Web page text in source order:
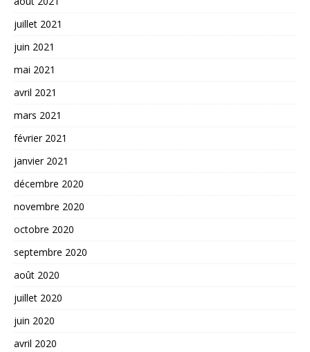
juillet 2021
juin 2021
mai 2021
avril 2021
mars 2021
février 2021
janvier 2021
décembre 2020
novembre 2020
octobre 2020
septembre 2020
août 2020
juillet 2020
juin 2020
avril 2020